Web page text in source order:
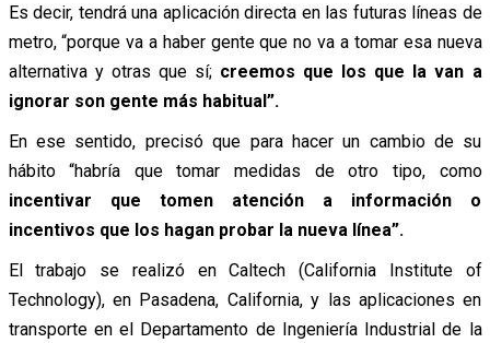
Es decir, tendrá una aplicación directa en las futuras líneas de
metro, “porque va a haber gente que no va a tomar esa nueva
alternativa y otras que sí;creemos que los que la van a
ignorar son gente más habitual”.
En ese sentido, precisó que para hacer un cambio de su
hábito “habría que tomar medidas de otro tipo, como
incentivar que tomen atención a información o
incentivos que los hagan probar la nueva línea”.
El trabajo se realizó en Caltech (California Institute of
Technology), en Pasadena, California, y las aplicaciones en
transporte en el Departamento de Ingeniería Industrial de la